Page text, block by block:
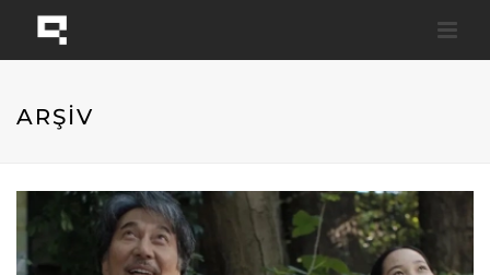
ARŞİV